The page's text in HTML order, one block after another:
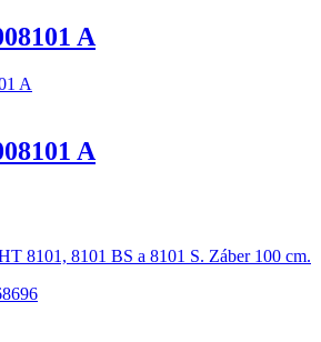
A
A
8101, 8101 BS a 8101 S. Záber 100 cm.